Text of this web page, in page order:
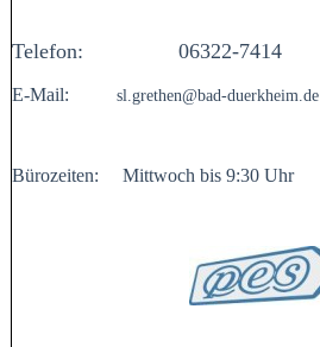
Telefon: 06322-7414
E-Mail: sl.grethen@bad-duerkheim.de
Bürozeiten: Mittwoch bis 9:30 Uhr